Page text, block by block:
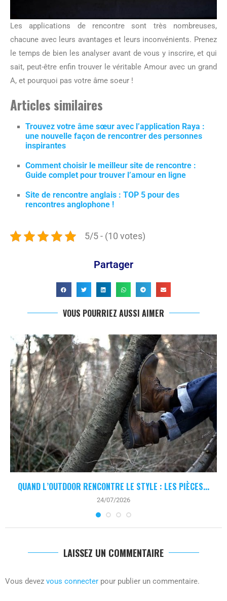
Les applications de rencontre sont très nombreuses,
chacune avec leurs avantages et leurs inconvénients. Prenez
le temps de bien les analyser avant de vous y inscrire, et qui
sait, peut-être enfin trouver le véritable Amour avec un grand
A, et pourquoi pas votre âme soeur !
Articles similaires
Trouvez votre âme sœur avec l’application Raya :
une nouvelle façon de rencontrer des personnes
inspirantes
Comment choisir le meilleur site de rencontre :
Guide complet pour trouver l’amour en ligne
Site de rencontre anglais : TOP 5 pour des
rencontres anglophone !
5/5 - (10 votes)
Partager
VOUS POURRIEZ AUSSI AIMER
QUAND L’OUTDOOR RENCONTRE LE STYLE : LES PIÈCES...
24/07/2026
LAISSEZ UN COMMENTAIRE
Vous devez vous connecter pour publier un commentaire.